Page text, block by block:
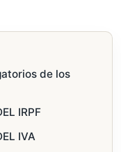
de los
IRPF
IVA